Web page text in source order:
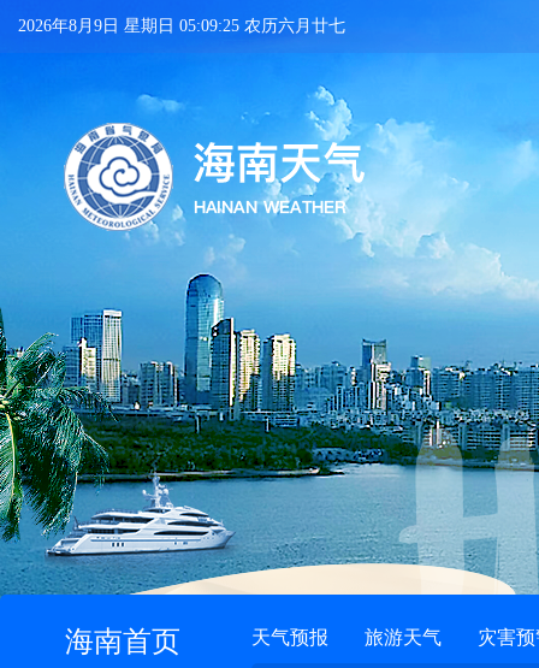
2026年8月9日 星期日 05:09:26 农历六月廿七
海南首页 天气预报 旅游天气 灾害